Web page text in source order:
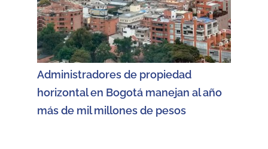
Administradores de propiedad
horizontal en Bogotá manejan al año
más de mil millones de pesos